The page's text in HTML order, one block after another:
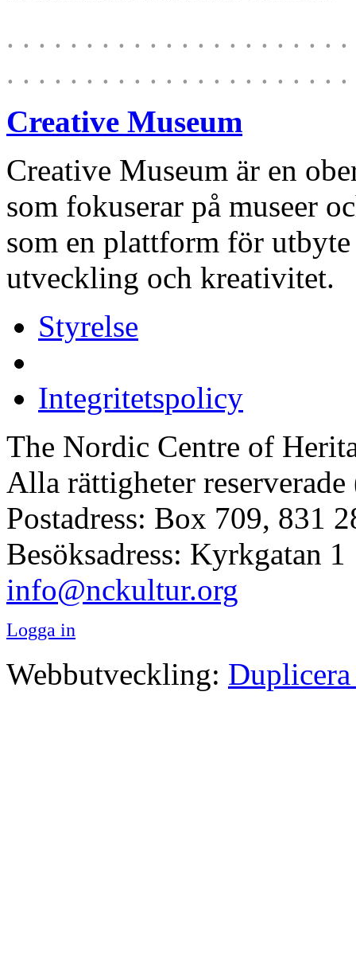
. . . . . . . . . . . . . . . . . . . . .
. . . . . . . . . . . . . . . . . . . . . .
Creative Museum
Creative Museum är en
som fokuserar på museer
som en plattform för
utveckling och kreativitet.
Styrelse
Integritetspolicy
The Nordic Centre of
Alla rättigheter
Postadress: Box 709, 831
Besöksadress: Kyrkgatan 1
info@nckultur.org
Logga in
Webbutveckling: